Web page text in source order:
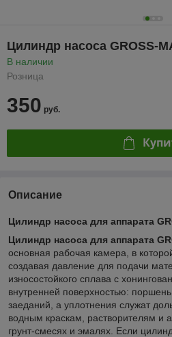
Цилиндр насоса GROSS-
В наличии
Розница
350 руб.
Описание
Цилиндр насоса для аппарата
Цилиндр насоса для аппарата
основная рабочая камера, в
создавая давление для подачи
износостойкого сплава с
внутренней поверхностью:
заеданий, а уплотнения служат
водным краскам, растворителям и
грунт-смесях и эмалях. Если